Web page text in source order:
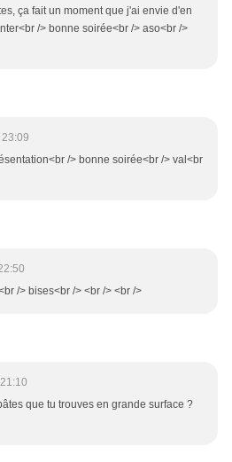
ça fait un moment que j'ai envie d'en
/> bonne soirée<br /> aso<br />
/> bonne soirée<br /> val<br
/> bises<br /> <br /> <br />
que tu trouves en grande surface ?